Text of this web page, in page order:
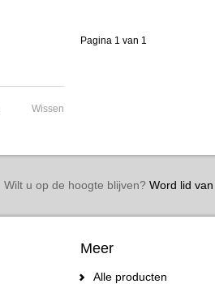
Pagina 1 van 1
Wissen
Wilt u op de hoogte blijven?Word lid van
Meer
Alle producten